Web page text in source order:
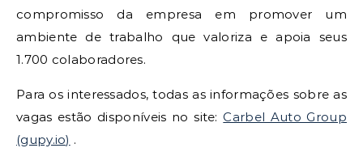
compromisso da empresa em promover um
ambiente de trabalho que valoriza e apoia seus
1.700 colaboradores.
Para os interessados, todas as informações sobre as
vagas estão disponíveis no site:Carbel Auto Group
(gupy.io) .